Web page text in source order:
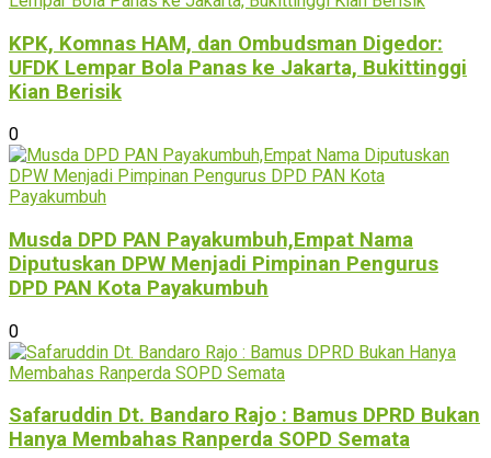
KPK, Komnas HAM, dan Ombudsman Digedor:
UFDK Lempar Bola Panas ke Jakarta, Bukittinggi
Kian Berisik
0
Musda DPD PAN Payakumbuh,Empat Nama
Diputuskan DPW Menjadi Pimpinan Pengurus
DPD PAN Kota Payakumbuh
0
Safaruddin Dt. Bandaro Rajo : Bamus DPRD Bukan
Hanya Membahas Ranperda SOPD Semata